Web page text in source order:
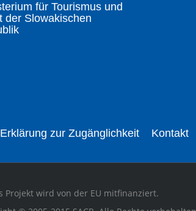
für Tourismus und
der Slowakischen
Erklärung zur Zugänglichkeit Kontakt
Projekt wird von der EU mitfinanziert.